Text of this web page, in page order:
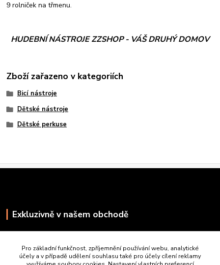
9 rolniček na třmenu.
HUDEBNÍ NÁSTROJE ZZSHOP - VÁŠ DRUHÝ DOMOV
Zboží zařazeno v kategoriích
Bicí nástroje
Dětské nástroje
Dětské perkuse
Exkluzivně v našem obchodě
Pro základní funkčnost, zpříjemnění používání webu, analytické
účely a v případě udělení souhlasu také pro účely cílení reklamy